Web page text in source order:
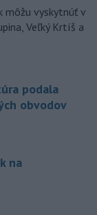
môžu vyskytnúť v
Veľký Krtíš a
podala
obvodov
na